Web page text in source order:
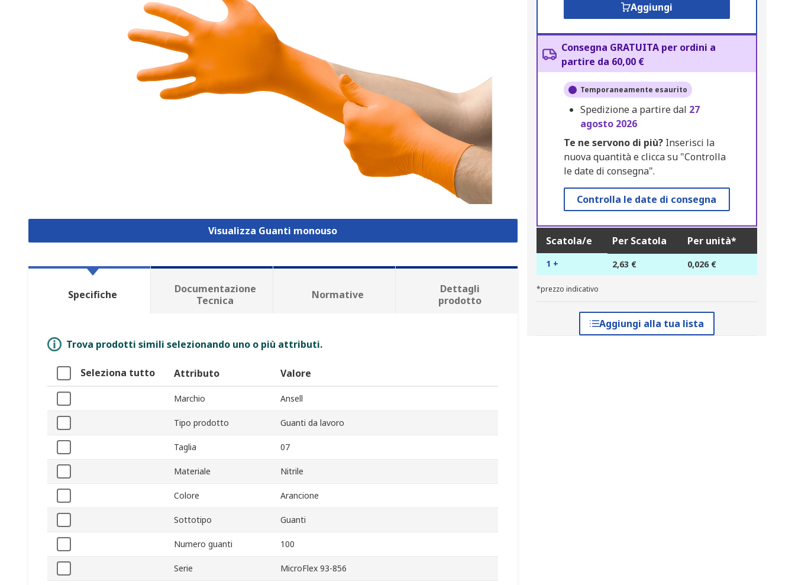
Visualizza Guanti monouso
Aggiungi
Consegna GRATUITA per ordini a
partire da 60,00 €
Temporaneamente esaurito
Spedizione a partire dal 27
agosto 2026
Te ne servono di più?Inserisci la
nuova quantità e clicca su "Controlla
le date di consegna".
Controlla le date di consegna
Scatola/e Per Scatola Per unità*
1 + 2,63 € 0,026 €
*prezzo indicativo
Aggiungi alla tua lista
Specifiche
Documentazione
Tecnica
Normative
Dettagli
prodotto
Trova prodotti simili selezionando uno o più attributi.
Seleziona tutto Attributo Valore
Marchio Ansell
Tipo prodotto Guanti da lavoro
Taglia 07
Materiale Nitrile
Colore Arancione
Sottotipo Guanti
Numero guanti 100
Serie MicroFlex 93-856